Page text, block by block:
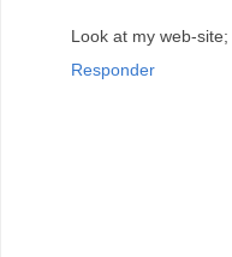
Look at my web-site;
Responder